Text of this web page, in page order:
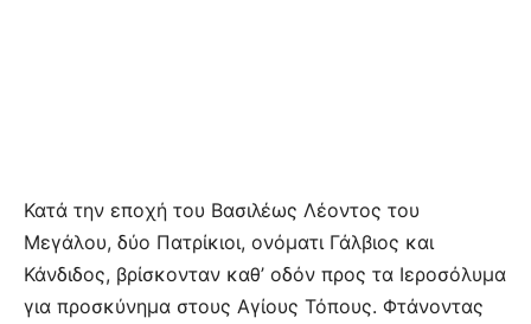
Κατά την εποχή του Βασιλέως Λέοντος του
Μεγάλου, δύο Πατρίκιοι, ονόματι Γάλβιος και
Κάνδιδος, βρίσκονταν καθ’ οδόν προς τα Ιεροσόλυμα
για προσκύνημα στους Αγίους Τόπους. Φτάνοντας